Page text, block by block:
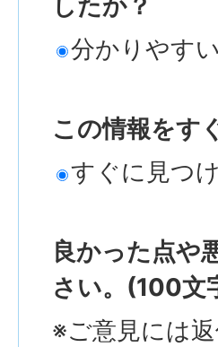
分かりやすい
この情報をす
すぐに見つ
良かった点や
さい。(100文
※ご意見には